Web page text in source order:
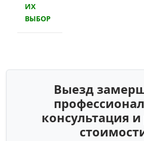
ИХ
ВЫБОР
Выезд
консультация и